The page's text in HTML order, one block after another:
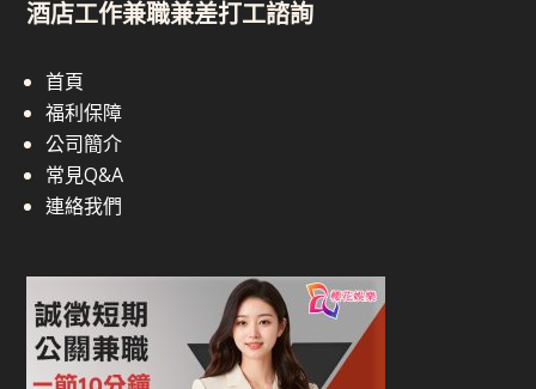
酒店工作兼職兼差打工諮詢
首頁
福利保障
公司簡介
常見Q&A
連絡我們